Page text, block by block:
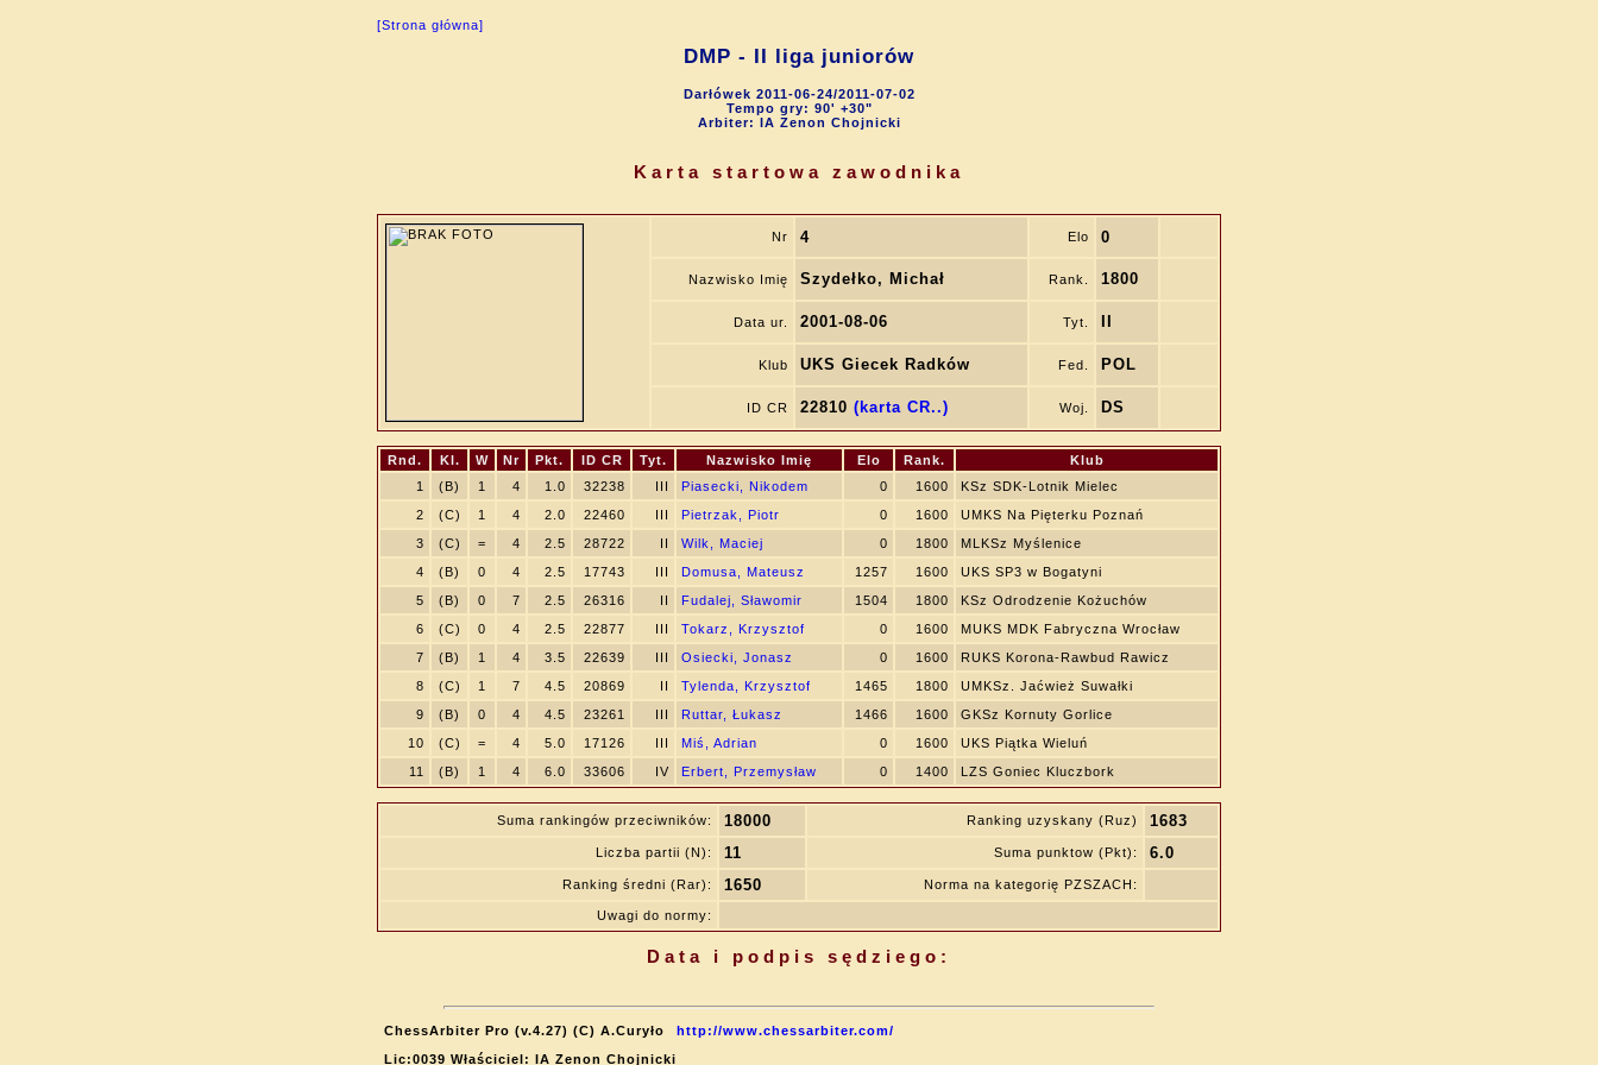
[Strona główna]
DMP - II liga juniorów
Darłówek 2011-06-24/2011-07-02
Tempo gry: 90' +30"
Arbiter: IA Zenon Chojnicki
Karta startowa zawodnika
Nr 4 Elo 0
Nazwisko Imię Szydełko, Michał Rank. 1800
Data ur. 2001-08-06 Tyt.
Klub UKS Giecek Radków Fed. POL
ID CR 22810 (karta CR..) Woj. DS
Rnd. Kl. W Nr Pkt. ID CR Tyt. Nazwisko Imię Elo Rank.
Klub
1
(B) 1 4 1.0 32238 III Piasecki, Nikodem 0 1600
KSz SDK-Lotnik Mielec
2
(C) 1 4 2.0 22460 III Pietrzak, Piotr 0 1600
UMKS Na Pięterku Poznań
3
(C) = 4 2.5 28722 II Wilk, Maciej 0 1800
MLKSz Myślenice
4
(B) 0 4 2.5 17743 III Domusa, Mateusz 1257 1600
UKS SP3 w Bogatyni
5
(B) 0 7 2.5 26316 II Fudalej, Sławomir 1504 1800
KSz Odrodzenie Kożuchów
6
(C) 0 4 2.5 22877 III Tokarz, Krzysztof 0 1600
MUKS MDK Fabryczna Wrocław
7
(B) 1 4 3.5 22639 III Osiecki, Jonasz 0 1600
RUKS Korona-Rawbud Rawicz
8
(C) 1 7 4.5 20869 II Tylenda, Krzysztof 1465 1800
UMKSz. Jaćwież Suwałki
9
(B) 0 4 4.5 23261 III Ruttar, Łukasz 1466 1600
GKSz Kornuty Gorlice
10
(C) = 4 5.0 17126 III Miś, Adrian 0 1600
UKS Piątka Wieluń
11
(B) 1 4 6.0 33606 IV Erbert, Przemysław 0 1400 LZS Goniec Kluczbork
Suma rankingów przeciwników: 18000 Ranking uzyskany (Ruz) 1683
Liczba partii (N): 11 Suma punktow (Pkt): 6.0
Ranking średni (Rar): 1650 Norma na kategorię PZSZACH:
Uwagi do normy:
Data i podpis sędziego:
ChessArbiter Pro (v.4.27) (C) A.Curyło
http://www.chessarbiter.com/
Lic:0039 Właściciel: IA Zenon Chojnicki